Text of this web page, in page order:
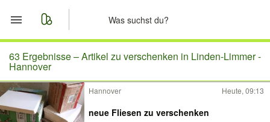
Start
Merkliste
Nachrichten
63 Ergebnisse –Artikel zu verschenken in Linden-Limmer -
Hannover
Hannover Heute, 09:13
neue Fliesen zu verschenken